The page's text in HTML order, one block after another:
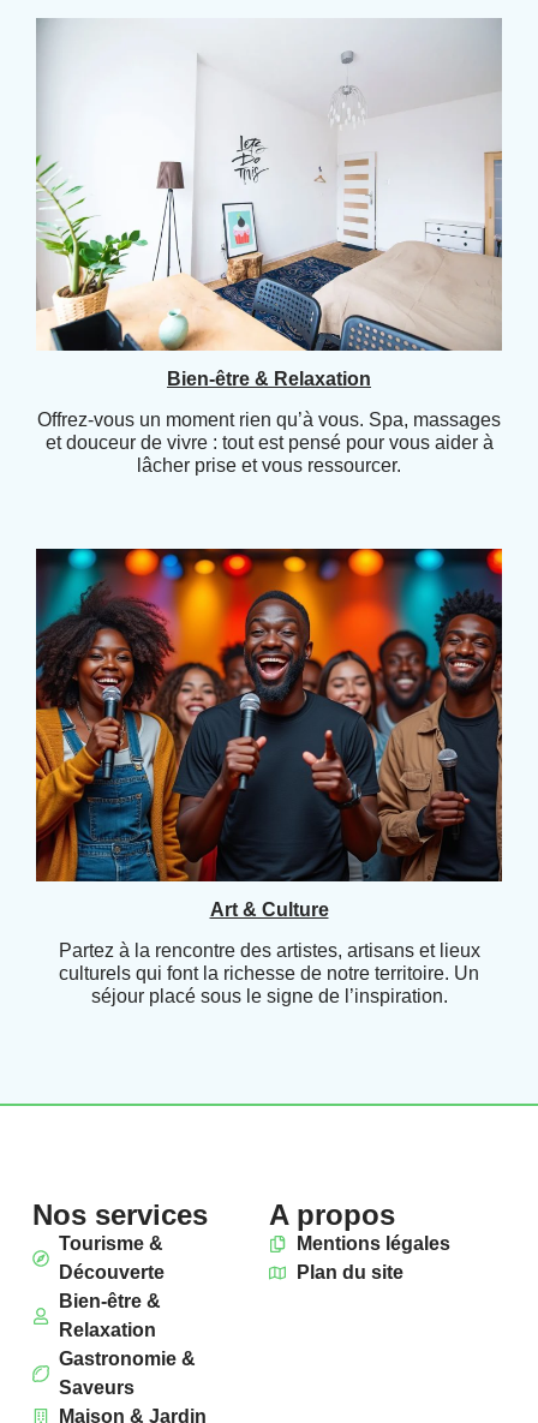
Bien-être & Relaxation
Offrez-vous un moment rien qu’à vous. Spa, massages
et douceur de vivre : tout est pensé pour vous aider à
lâcher prise et vous ressourcer.
Art & Culture
Partez à la rencontre des artistes, artisans et lieux
culturels qui font la richesse de notre territoire. Un
séjour placé sous le signe de l’inspiration.
Nos services
Tourisme &
Découverte
Bien-être &
Relaxation
Gastronomie &
Saveurs
Maison & Jardin
A propos
Mentions légales
Plan du site